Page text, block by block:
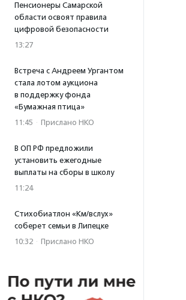
Пенсионеры Самарской
области освоят правила
цифровой безопасности
13:27
Встреча с Андреем Ургантом
стала лотом аукциона
в поддержку фонда
«Бумажная птица»
11:45 · Прислано НКО
В ОП РФ предложили
установить ежегодные
выплаты на сборы в школу
11:24
Стихобиатлон «Км/вслух»
соберет семьи в Липецке
10:32 · Прислано НКО